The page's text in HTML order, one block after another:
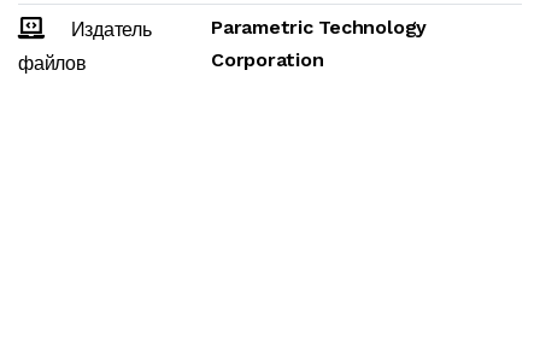
Издатель
файлов
Parametric Technology
Corporation